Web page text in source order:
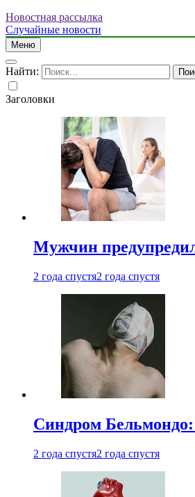
Новостная рассылка
Случайные новости
Меню
Найти:
Заголовки
Мужчин
2 года спустя2 года спустя
Синдром
2 года спустя2 года спустя